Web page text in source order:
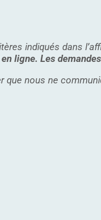
indiqués dans
ligne. Les
nous ne